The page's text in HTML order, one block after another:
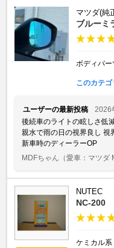
マツダ(純
ブルーミ
ボディパー
このカテ
ユーザーの最新投稿
2026
後続車のライトの眩しさ低
親水で雨の日の視界良し 視
新車時のディーラーOP
MDFちゃん （愛車：マツダ
NUTEC
NC-200
ケミカル系